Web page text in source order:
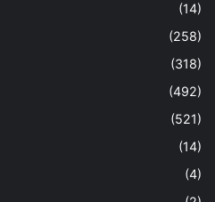
(14)
(258)
(318)
(492)
(521)
(14)
(4)